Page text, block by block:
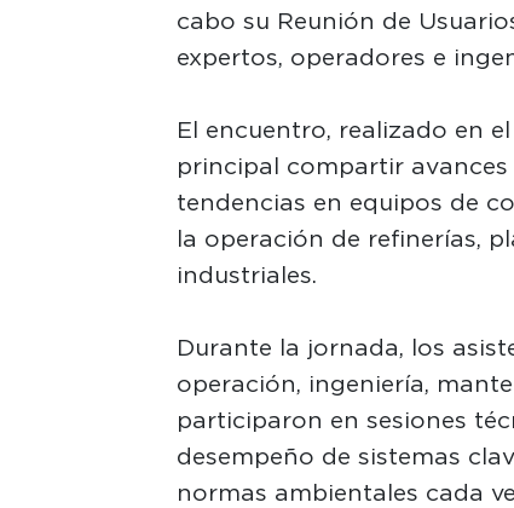
cabo su Reunión de
expertos, operadores e
El encuentro, realizado en
principal compartir
tendencias en equipos de
la operación de refinerías,
industriales.
Durante la jornada, los
operación, ingeniería,
participaron en sesiones
desempeño de sistemas
normas ambientales cada